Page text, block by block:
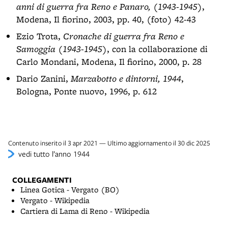
anni di guerra fra Reno e Panaro, (1943-1945),
Modena, Il fiorino, 2003, pp. 40, (foto) 42-43
Ezio Trota, Cronache di guerra fra Reno e
Samoggia (1943-1945), con la collaborazione di
Carlo Mondani, Modena, Il fiorino, 2000, p. 28
Dario Zanini, Marzabotto e dintorni, 1944,
Bologna, Ponte nuovo, 1996, p. 612
Contenuto inserito il 3 apr 2021 — Ultimo aggiornamento il 30 dic 2025
vedi tutto l’anno 1944
COLLEGAMENTI
Linea Gotica - Vergato (BO)
Vergato - Wikipedia
Cartiera di Lama di Reno - Wikipedia